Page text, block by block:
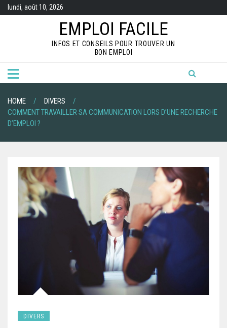
t
lundi, août 10, 2026
EMPLOI FACILE
INFOS ET CONSEILS POUR TROUVER UN
BON EMPLOI
HOME
DIVERS
COMMENT TRAVAILLER SA COMMUNICATION LORS D’UNE RECHERCHE
D’EMPLOI ?
DIVERS